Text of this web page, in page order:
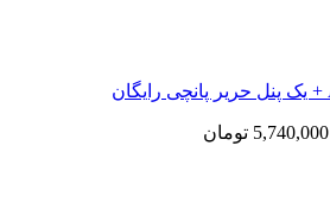
5,740,000 تومان